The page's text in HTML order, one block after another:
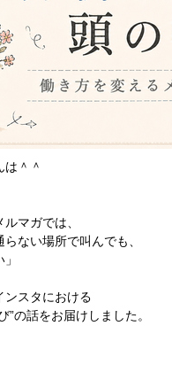
は＾＾
マガでは、
らない場所で叫んでも、
ンスタにおける
”の話をお届けしました。